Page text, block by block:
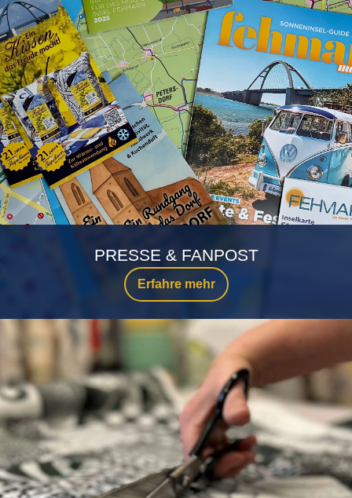
Erfahre mehr
PRESSE & FANPOST